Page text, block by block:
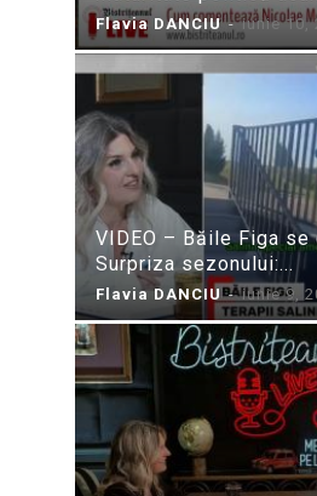
Flavia DANCIU - iunie 10,
VIDEO – Băile Figa
Surpriza sezonului:...
Flavia DANCIU - iunie 9,